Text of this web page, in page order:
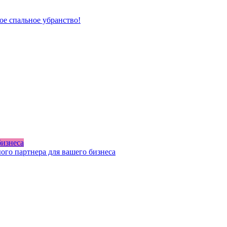
спальное убранство!
партнера для вашего бизнеса